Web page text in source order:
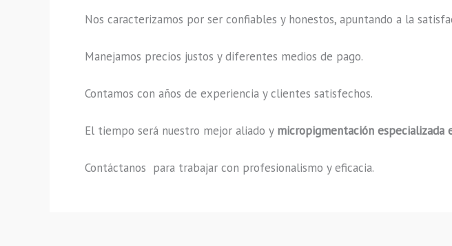
Nos caracterizamos por ser confiables y honestos, apuntando a la
Manejamos precios justos y diferentes medios de pago.
Contamos con años de experiencia y clientes satisfechos.
El tiempo será nuestro mejor aliado y micropigmentación especializada
Contáctanos para trabajar con profesionalismo y eficacia.